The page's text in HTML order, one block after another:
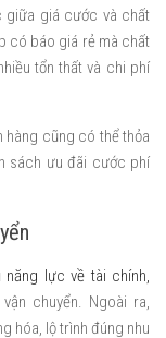
giữa giá cước và chất
có báo giá rẻ mà chất
tổn thất và chi phí
hàng cũng có thể thỏa
sách ưu đãi cước phí
năng lực về tài chính,
chuyển. Ngoài ra,
hóa, lộ trình đúng nhu